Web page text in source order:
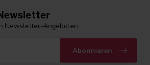
Newsletter-Angeboten
Abonnieren